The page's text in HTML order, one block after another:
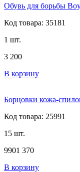
Обувь для борьбы
Код товара: 35181
1 шт.
3 200
В корзину
Борцовки кожа-
Код товара: 25991
15 шт.
9901 370
В корзину